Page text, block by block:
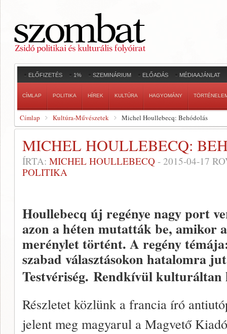
ELŐFIZETÉS 1% SZEMINÁRIUM ELŐADÁS MÉDIAAJÁNLAT
CÍMLAP POLITIKA HÍREK KULTÚRA HAGYOMÁNY
Címlap Kultúra-Művészetek Michel Houllebecq: Behódolás
MICHEL HOULLEBECQ:
ÍRTA: MICHEL HOULLEBECQ - 2015-04-17
POLITIKA
Houllebecq új regénye nagy port
azon a héten mutatták be, amikor
merénylet történt. A regény
szabad választásokon hatalomra
Testvériség. Rendkívül
Részletet közlünk a francia író
jelent meg magyarul a Magvető